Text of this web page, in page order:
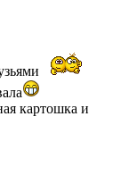
картошка и